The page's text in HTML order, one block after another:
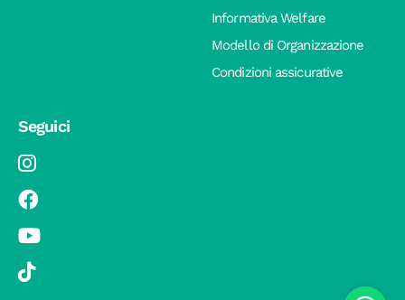
Informativa Welfare
Modello di Organizzazione
Condizioni assicurative
Seguici